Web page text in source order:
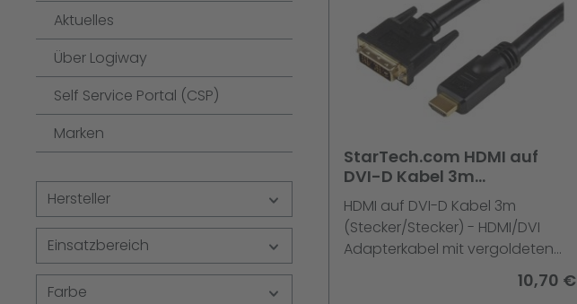
Aktuelles
Über Logiway
Self Service Portal (CSP)
Marken
Hersteller
Einsatzbereich
Farbe
StarTech.com HDMI auf
DVI-D Kabel 3m
(Stecker/Stecker) schwarz
HDMI auf DVI-D Kabel 3m
(Stecker/Stecker) - HDMI/DVI
Adapterkabel mit vergoldeten
Kontakten - HDMI/DVI Videokabel
Schwarz - Adapterkabel - HDMI
10,70 €